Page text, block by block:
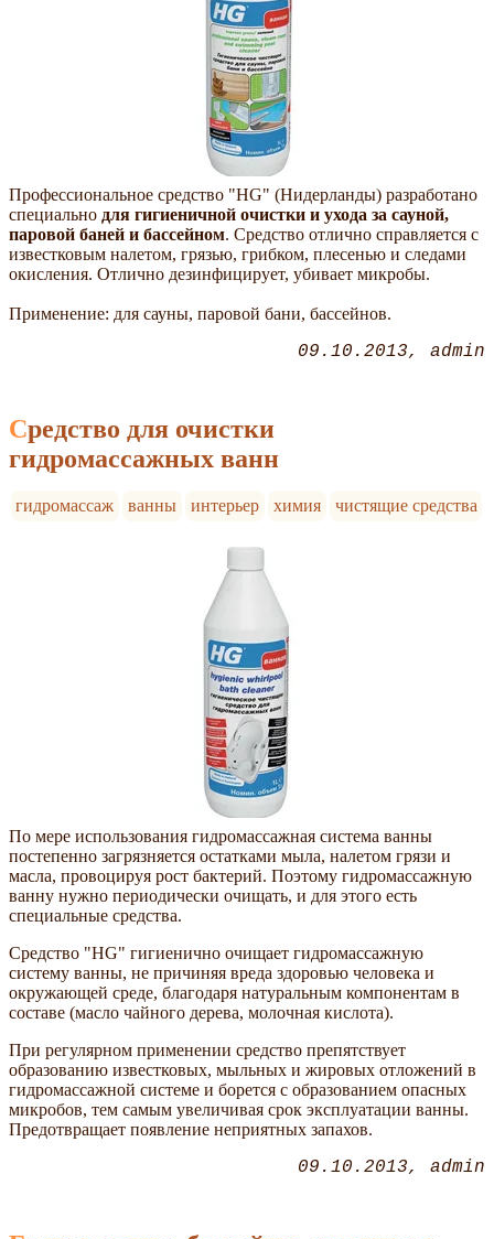
Профессиональное средство "HG" (Нидерланды) разработано
специально для гигиеничной очистки и ухода за сауной,
паровой баней и бассейном. Средство отлично справляется с
известковым налетом, грязью, грибком, плесенью и следами
окисления. Отлично дезинфицирует, убивает микробы.
Применение: для сауны, паровой бани, бассейнов.
09.10.2013 admin
Средство для очистки
гидромассажных ванн
гидромассаж ванны интерьер химия чистящие средства
По мере использования гидромассажная система ванны
постепенно загрязняется остатками мыла, налетом грязи и
масла, провоцируя рост бактерий. Поэтому гидромассажную
ванну нужно периодически очищать, и для этого есть
специальные средства.
Средство "HG" гигиенично очищает гидромассажную
систему ванны, не причиняя вреда здоровью человека и
окружающей среде, благодаря натуральным компонентам в
составе (масло чайного дерева, молочная кислота).
При регулярном применении средство препятствует
образованию известковых, мыльных и жировых отложений в
гидромассажной системе и борется с образованием опасных
микробов, тем самым увеличивая срок эксплуатации ванны.
Предотвращает появление неприятных запахов.
09.10.2013 admin